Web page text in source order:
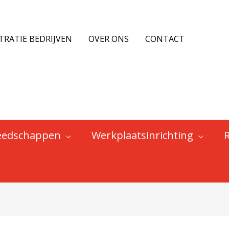
BEDRIJVEN OVER ONS CONTACT
Werkplaatsinrichting